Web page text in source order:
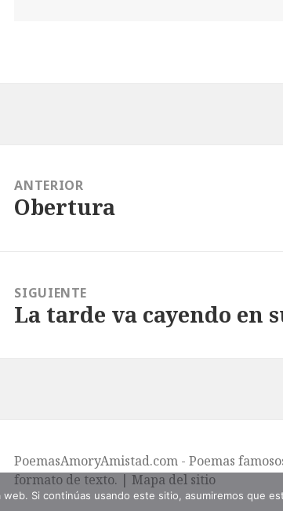
ANTERIOR
Entrada
Obertura
SIGUIENTE
Entrada
La tarde va cayendo en
PoemasAmoryAmistad.com - Poemas
formato de texto. |Mapa del sitio
Si continúas usando este sitio, asumiremos que